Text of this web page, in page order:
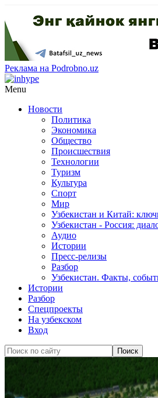
Реклама на Podrobno.uz
Menu
Новости
Политика
Экономика
Общество
Происшествия
Технологии
Туризм
Культура
Спорт
Мир
Узбекистан и Китай:
Узбекистан - Россия:
Аудио
Истории
Пресс-релизы
Разбор
Узбекистан. Факты,
Истории
Разбор
Спецпроекты
На узбекском
Вход